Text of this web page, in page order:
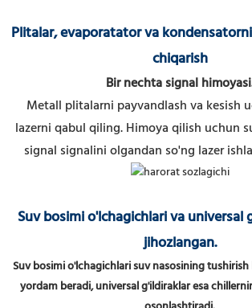
Plitalar, evaporatator va
chiqarish
Bir nechta signal
Metall plitalarni payvandlash va kesish
lazerni qabul qiling.Himoya qilish uchun
signal signalini olgandan so'ng lazer
Suv bosimi o'lchagichlari va universal
jihozlangan.
Suv bosimi o'lchagichlari suv nasosining
yordam beradi, universal g'ildiraklar esa